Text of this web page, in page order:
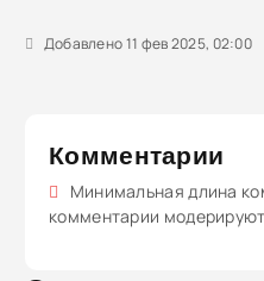
Добавлено 11 фев 2025, 02:00
Комментарии
Минимальная длина
комментарии